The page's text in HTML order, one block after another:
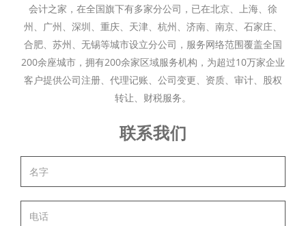
会计之家，在全国旗下有多家分公司，已在北京、上海、徐
州、广州、深圳、重庆、天津、杭州、济南、南京、石家庄、
合肥、苏州、无锡等城市设立分公司，服务网络范围覆盖全国
200余座城市，拥有200余家区域服务机构，为超过10万家企业
客户提供公司注册、代理记账、公司变更、资质、审计、股权
转让、财税服务。
联系我们